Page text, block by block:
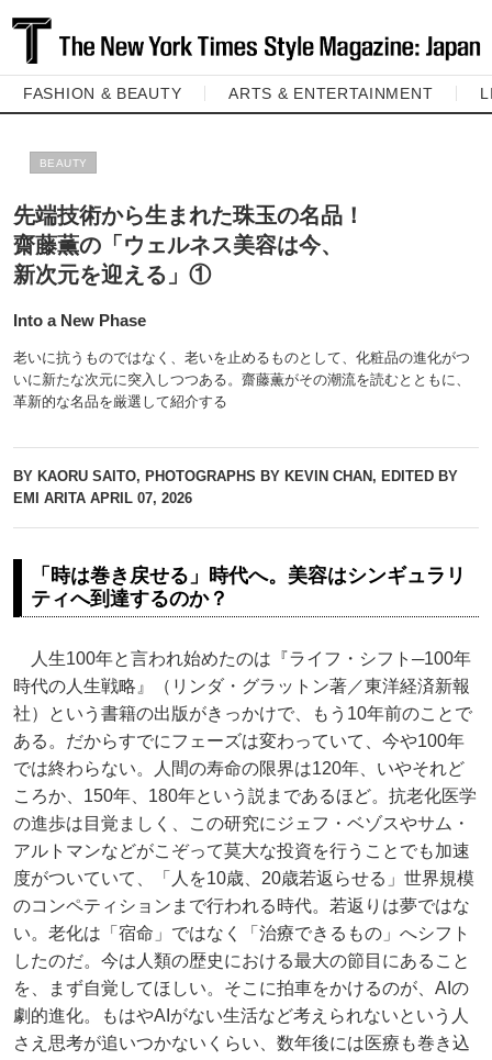
FASHION & BEAUTY ARTS & ENTERTAINMENT
BEAUTY
先端技術から生まれた珠玉の名品！
齋藤薫の「ウェルネス美容は今、
新次元を迎える」①
Into a New Phase
老いに抗うものではなく、老いを止めるものとして、化粧品の進化がつ
いに新たな次元に突入しつつある。齋藤薫がその潮流を読むとともに、
革新的な名品を厳選して紹介する
BY KAORU SAITO, PHOTOGRAPHS BY KEVIN CHAN, EDITED BY
EMI ARITA APRIL 07, 2026
「時は巻き戻せる」時代へ。美容はシンギュラリ
ティへ到達するのか？
人生100年と言われ始めたのは『ライフ・シフト─100年
時代の人生戦略』（リンダ・グラットン著／東洋経済新報
社）という書籍の出版がきっかけで、もう10年前のことで
ある。だからすでにフェーズは変わっていて、今や100年
では終わらない。人間の寿命の限界は120年、いやそれど
ころか、150年、180年という説まであるほど。抗老化医学
の進歩は目覚ましく、この研究にジェフ・ベゾスやサム・
アルトマンなどがこぞって莫大な投資を行うことでも加速
度がついていて、「人を10歳、20歳若返らせる」世界規模
のコンペティションまで行われる時代。若返りは夢ではな
い。老化は「宿命」ではなく「治療できるもの」へシフト
したのだ。今は人類の歴史における最大の節目にあること
を、まず自覚してほしい。そこに拍車をかけるのが、AIの
劇的進化。もはやAIがない生活など考えられないという人
さえ思考が追いつかないくらい、数年後には医療も巻き込